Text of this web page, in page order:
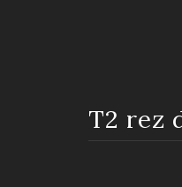
t2 rez